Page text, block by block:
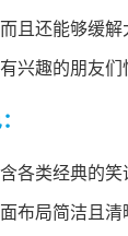
且还能够缓
兴趣的朋友们
各类经典的
布局简洁且